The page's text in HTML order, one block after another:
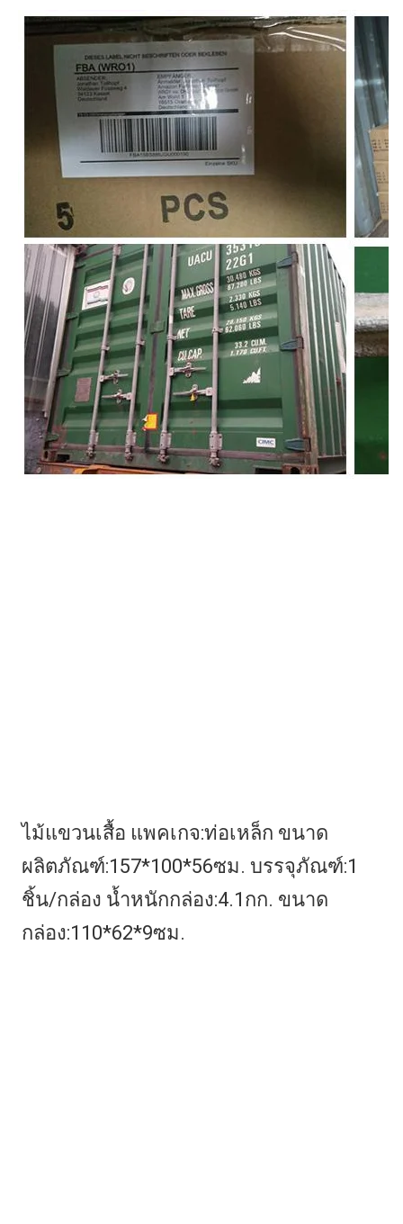
ไม้แขวนเสื้อ แพคเกจ:ท่อเหล็ก ขนาด
ผลิตภัณฑ์:157*100*56ซม. บรรจุภัณฑ์:1
ชิ้น/กล่อง น้ำหนักกล่อง:4.1กก. ขนาด
กล่อง:110*62*9ซม.